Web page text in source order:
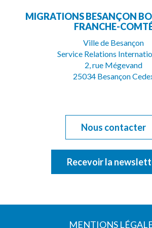
le
compte
MIGRATIONS BESANÇON
FRANCHE-
Ville de Besançon
Service Relations
2, rue Mégevand
25034 Besançon
Nous contacter
Recevoir la
MENTIONS